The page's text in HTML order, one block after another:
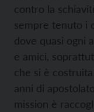
contro la
sempre tenuto i
dove quasi ogni
e amici,
che si è
anni di
mission è